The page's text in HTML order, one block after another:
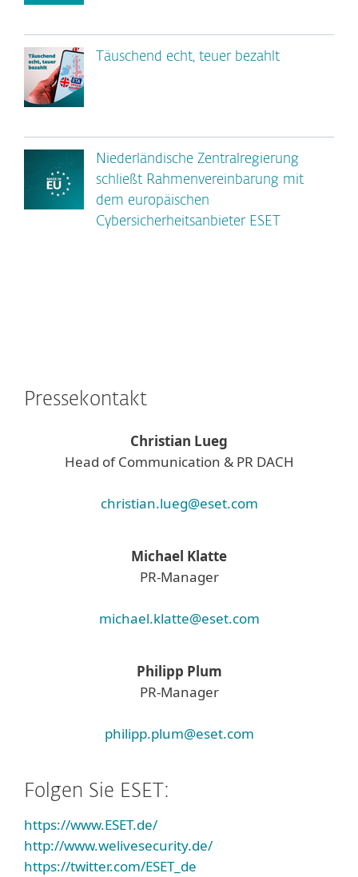
Täuschend echt, teuer bezahlt
Niederländische Zentralregierung
schließt Rahmenvereinbarung mit
dem europäischen
Cybersicherheitsanbieter ESET
Pressekontakt
Christian Lueg
Head of Communication & PR DACH
christian.lueg@eset.com
Michael Klatte
PR-Manager
michael.klatte@eset.com
Philipp Plum
PR-Manager
philipp.plum@eset.com
Folgen Sie ESET:
https://www.ESET.de/
http://www.welivesecurity.de/
https://twitter.com/ESET_de